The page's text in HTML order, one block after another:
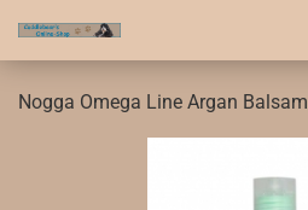
Nogga Omega Line Argan Balsam